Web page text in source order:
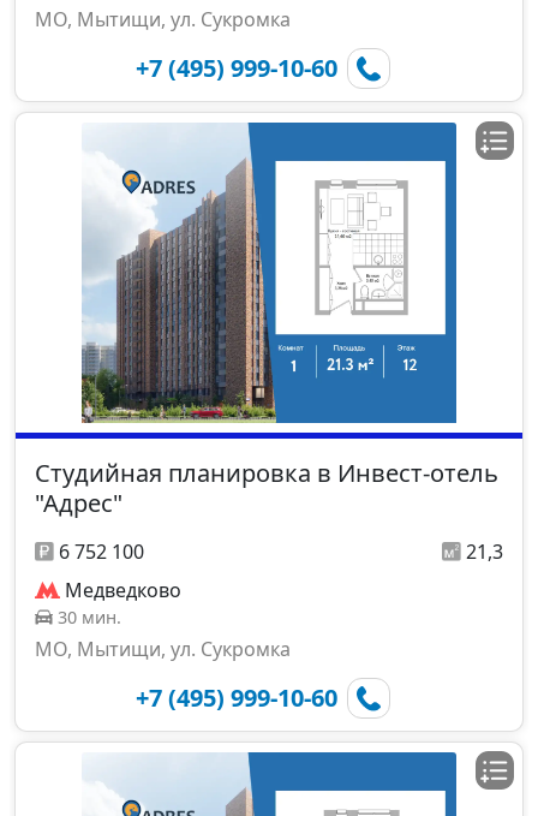
МО, Мытищи, ул. Сукромка
+7 (495) 999-10-60
Студийная планировка в Инвест-отель
"Адрес"
6 752 100
21,3
Медведково
30 мин.
МО, Мытищи, ул. Сукромка
+7 (495) 999-10-60